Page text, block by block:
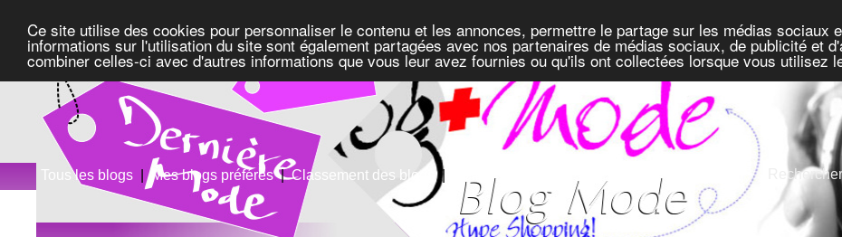
Ce site utilise des cookies pour personnaliser le contenu et les annonces, permettre le partage sur les médias sociaux
informations sur l'utilisation du site sont également partagées avec nos partenaires de médias sociaux, de publicité et
combiner celles-ci avec d'autres informations que vous leur avez fournies ou qu'ils ont collectées lorsque vous utilisez
Tous les blogs | Mes blogs préférés|Classement des blogs |